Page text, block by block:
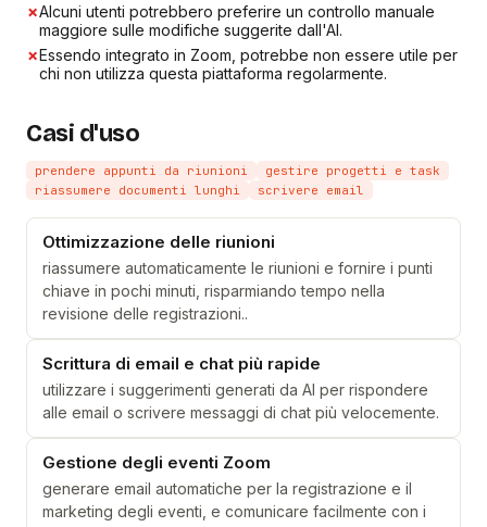
✗Alcuni utenti potrebbero preferire un controllo manuale
maggiore sulle modifiche suggerite dall'AI.
✗Essendo integrato in Zoom, potrebbe non essere utile per
chi non utilizza questa piattaforma regolarmente.
Casi d'uso
prendere appunti da riunioni
gestire progetti e task
riassumere documenti lunghi
scrivere email
Ottimizzazione delle riunioni
riassumere automaticamente le riunioni e fornire i punti
chiave in pochi minuti, risparmiando tempo nella
revisione delle registrazioni..
Scrittura di email e chat più rapide
utilizzare i suggerimenti generati da AI per rispondere
alle email o scrivere messaggi di chat più velocemente.
Gestione degli eventi Zoom
generare email automatiche per la registrazione e il
marketing degli eventi, e comunicare facilmente con i